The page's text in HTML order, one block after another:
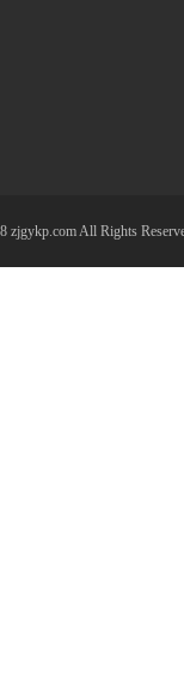
zjgykp.com All Rights